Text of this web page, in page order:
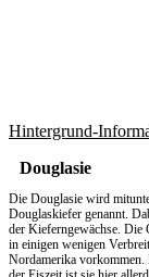
Hintergrund-
Douglasie
Die Douglasie wird
Douglaskiefer genannt.
der Kieferngewächse. Die
in einigen wenigen
Nordamerika vorkommen.